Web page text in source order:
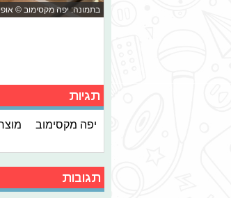
בתמונה: יפה מקסימוב ©
תגיות
יפה מקסימוב
תגובות